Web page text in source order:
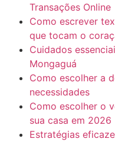
Transações Online
Como escrever
que tocam o
Cuidados
Mongaguá
Como escolher a
necessidades
Como escolher o
sua casa em 2026
Estratégias